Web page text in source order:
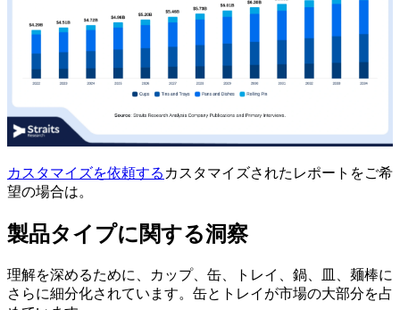
カスタマイズを依頼する カスタマイズされたレポートをご希
望の場合は。
製品タイプに関する洞察
理解を深めるために、カップ、缶、トレイ、鍋、皿、麺棒に
さらに細分化されています。缶とトレイが市場の大部分を占